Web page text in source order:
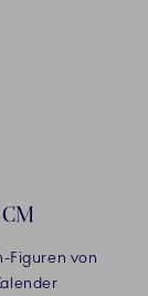
Figuren von